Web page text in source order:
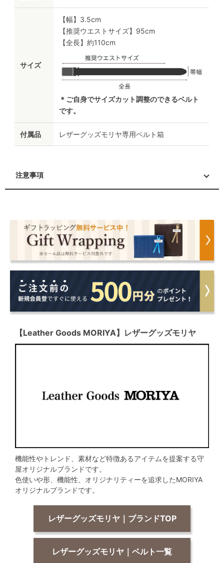
サイズ
【幅】3.5cm
【推奨ウエストサイズ】95cm
【全長】約110cm
＊ご自身でサイズカット調整のできるベルト
です。
付属品 レザーグッズモリヤ専用ベルト箱
注意事項
【Leather Goods MORIYA】レザーグッズモリヤ
機能性やトレンド、素材など特徴あるアイテムを提案する守
屋オリジナルブランドです。
色使いや形、機能性、オリジナリティーを追求したMORIYA
オリジナルブランドです。
レザーグッズモリヤ｜ブランドTOP
レザーグッズモリヤ｜ベルト一覧